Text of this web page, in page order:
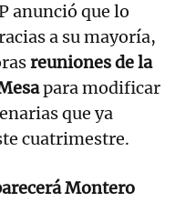
anunció que lo
a su mayoría,
reuniones de la
para modificar
que ya
cuatrimestre.
Montero